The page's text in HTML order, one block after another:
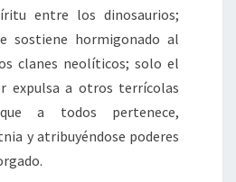
entre los dinosaurios;
sostiene hormigonado al
clanes neolíticos; solo el
expulsa a otros terrícolas
a todos pertenece,
y atribuyéndose poderes